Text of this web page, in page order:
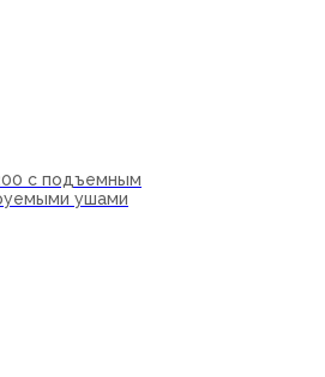
с подъемным
ушами